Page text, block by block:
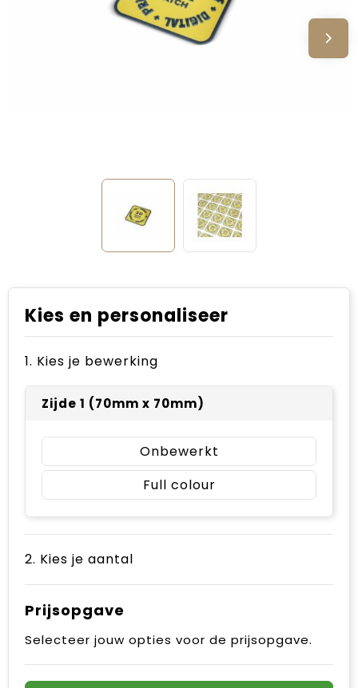
Voetbal, EK en WK
Kies en personaliseer
1. Kies je bewerking
Zijde 1 (70mm x 70mm)
Onbewerkt
Full colour
2. Kies je aantal
Prijsopgave
Selecteer jouw opties voor de prijsopgave.